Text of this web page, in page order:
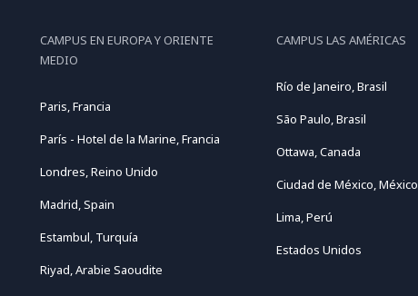
CAMPUS EN EUROPA Y ORIENTE
MEDIO
Paris, Francia
París - Hotel de la Marine, Francia
Londres, Reino Unido
Madrid, Spain
Estambul, Turquía
Riyad, Arabie Saoudite
CAMPUS LAS AMÉRICAS
Río de Janeiro, Brasil
São Paulo, Brasil
Ottawa, Canada
Ciudad de México, México
Lima, Perú
Estados Unidos